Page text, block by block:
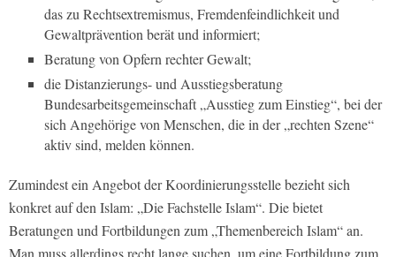
das zu Rechtsextremismus, Fremdenfeindlichkeit und
Gewaltprävention berät und informiert;
Beratung von Opfern rechter Gewalt;
die Distanzierungs- und Ausstiegsberatung
Bundesarbeitsgemeinschaft „Ausstieg zum Einstieg“, bei der
sich Angehörige von Menschen, die in der „rechten Szene“
aktiv sind, melden können.
Zumindest ein Angebot der Koordinierungsstelle bezieht sich
konkret auf den Islam: „Die Fachstelle Islam“. Die bietet
Beratungen und Fortbildungen zum „Themenbereich Islam“ an.